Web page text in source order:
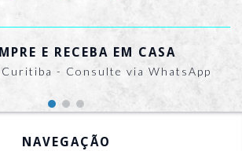
E RECEBA EM CASA
Curitiba - Consulte via WhatsApp
NAVEGAÇÃO